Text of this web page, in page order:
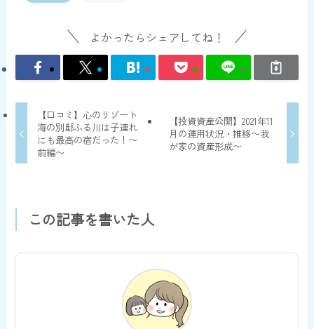
よかったらシェアしてね！
【口コミ】心のリゾート
海の別邸ふる川は子連れ
にも最高の宿だった！〜
前編〜
【投資資産公開】2021年11
月の運用状況・推移〜我
が家の資産形成〜
この記事を書いた人